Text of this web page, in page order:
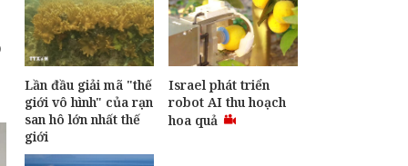
Lần đầu giải mã "thế
giới vô hình" của rạn
san hô lớn nhất thế
giới
Israel phát triển
robot AI thu hoạch
hoa quả